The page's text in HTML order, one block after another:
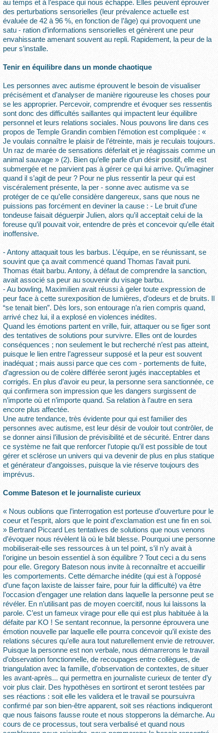
au temps et à l’espace qui nous échappe. Elles peuvent éprouver
des perturbations sensorielles (leur prévalence actuelle est
évaluée de 42 à 96 %, en fonction de l’âge) qui provoquent une
satu - ration d’informations sensorielles et génèrent une peur
envahissante amenant souvent au repli. Rapidement, la peur de la
peur s’installe.
Tenir en équilibre dans un monde chaotique
Les personnes avec autisme éprouvent le besoin de visualiser
précisément et d’analyser de manière rigoureuse les choses pour
se les approprier. Percevoir, comprendre et évoquer ses ressentis
sont donc des difficultés saillantes qui impactent leur équilibre
personnel et leurs relations sociales. Nous pouvons lire dans ces
propos de Temple Grandin combien l’émotion est compliquée : «
Je voulais connaître le plaisir de l’étreinte, mais je reculais toujours.
Un raz de marée de sensations déferlait et je réagissais comme un
animal sauvage » (2). Bien qu’elle parle d’un désir positif, elle est
submergée et ne parvient pas à gérer ce qui lui arrive. Qu’imaginer
quand il s’agit de peur ? Pour ne plus ressentir la peur qui est
viscéralement présente, la per - sonne avec autisme va se
protéger de ce qu’elle considère dangereux, sans que nous ne
puissions pas forcément en deviner la cause : - Le bruit d’une
tondeuse faisait déguerpir Julien, alors qu’il acceptait celui de la
foreuse qu’il pouvait voir, entendre de près et concevoir qu’elle était
inoffensive.
- Antony attaquait tous les barbus. L’équipe, en se réunissant, se
souvint que ça avait commencé quand Thomas l’avait puni.
Thomas était barbu. Antony, à défaut de comprendre la sanction,
avait associé sa peur au souvenir du visage barbu.
- Au bowling, Maximilien avait réussi à geler toute expression de
peur face à cette surexposition de lumières, d’odeurs et de bruits. Il
“se tenait bien”. Dès lors, son entourage n’a rien compris quand,
arrivé chez lui, il a explosé en violences inédites.
Quand les émotions partent en vrille, fuir, attaquer ou se figer sont
des tentatives de solutions pour survivre. Elles ont de lourdes
conséquences ; non seulement le but recherché n’est pas atteint,
puisque le lien entre l’agresseur supposé et la peur est souvent
inadéquat ; mais aussi parce que ces com - portements de fuite,
d’agression ou de colère différée seront jugés inacceptables et
corrigés. En plus d’avoir eu peur, la personne sera sanctionnée, ce
qui confirmera son impression que les dangers surgissent de
n’importe où et n’importe quand. Sa relation à l’autre en sera
encore plus affectée.
Une autre tendance, très évidente pour qui est familier des
personnes avec autisme, est leur désir de vouloir tout contrôler, de
se donner ainsi l’illusion de prévisibilité et de sécurité. Entrer dans
ce système ne fait que renforcer l’utopie qu’il est possible de tout
gérer et sclérose un univers qui va devenir de plus en plus statique
et générateur d’angoisses, puisque la vie réserve toujours des
imprévus.
Comme Bateson et le journaliste curieux
« Nous oublions que l’interrogation est porteuse d’ouverture pour le
coeur et l’esprit, alors que le point d’exclamation est une fin en soi.
» Bertrand Piccard Les tentatives de solutions que nous venons
d’évoquer nous révèlent là où le bât blesse. Pourquoi une personne
mobiliserait-elle ses ressources à un tel point, s’il n’y avait à
l’origine un besoin essentiel à son équilibre ? Tout ceci a du sens
pour elle. Gregory Bateson nous invite à reconnaître et accueillir
les comportements. Cette démarche inédite (qui est à l’opposé
d’une façon laxiste de laisser faire, pour fuir la difficulté) va être
l’occasion d’engager une relation dans laquelle la personne peut se
révéler. En n’utilisant pas de moyen coercitif, nous lui laissons la
parole. C’est un fameux virage pour elle qui est plus habituée à la
défaite par KO ! Se sentant reconnue, la personne éprouvera une
émotion nouvelle par laquelle elle pourra concevoir qu’il existe des
relations sécures qu’elle aura tout naturellement envie de retrouver.
Puisque la personne est non verbale, nous démarrerons le travail
d’observation fonctionnelle, de recoupages entre collègues, de
triangulation avec la famille, d’observation de contextes, de situer
les avant-après... qui permettra en journaliste curieux de tenter d’y
voir plus clair. Des hypothèses en sortiront et seront testées par
ses réactions : soit elle les validera et le travail se poursuivra
confirmé par son bien-être apparent, soit ses réactions indiqueront
que nous faisons fausse route et nous stopperons la démarche. Au
cours de ce processus, tout sera verbalisé et quand nous